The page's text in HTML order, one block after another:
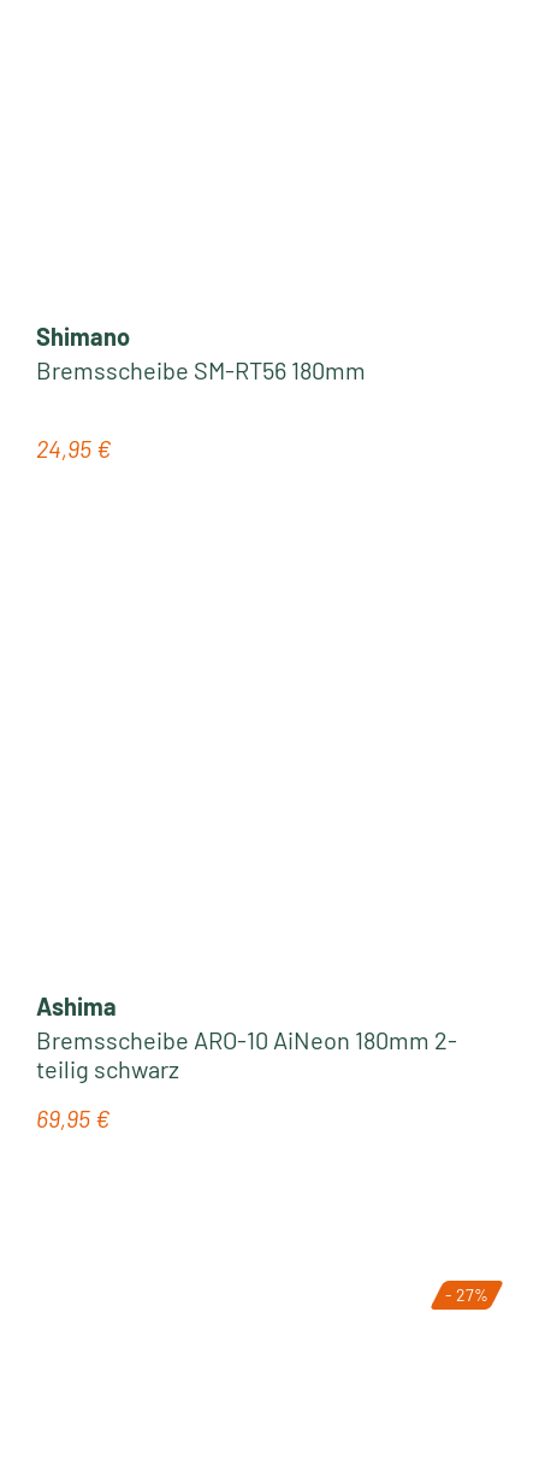
Shimano
Bremsscheibe SM-RT56 180mm
Regulärer Preis:
24,95 €
Ashima
Bremsscheibe ARO-10 AiNeon 180mm 2-
teilig schwarz
Regulärer Preis:
69,95 €
- 27%